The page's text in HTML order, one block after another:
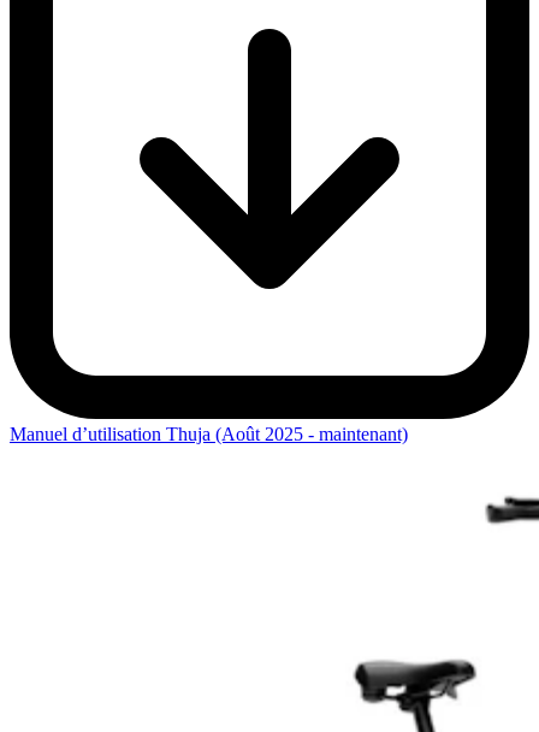
Manuel d’utilisation Thuja (Août 2025 - maintenant)